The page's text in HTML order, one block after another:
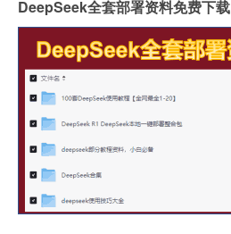
DeepSeek全套部署资料免费下载